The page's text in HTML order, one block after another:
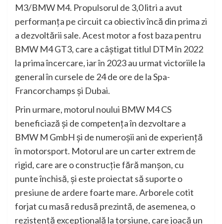
M3/BMW M4. Propulsorul de 3,0 litri a avut
performanţa pe circuit ca obiectiv încă din prima zi
a dezvoltării sale. Acest motor a fost baza pentru
BMW M4 GT3, care a câştigat titlul DTM în 2022
la prima încercare, iar în 2023 au urmat victoriile la
general în cursele de 24 de ore de la Spa-
Francorchamps şi Dubai.
Prin urmare, motorul noului BMW M4 CS
beneficiază şi de competenţa în dezvoltare a
BMW M GmbH şi de numeroşii ani de experienţă
în motorsport. Motorul are un carter extrem de
rigid, care are o construcţie fără manşon, cu
punte închisă, şi este proiectat să suporte o
presiune de ardere foarte mare. Arborele cotit
forjat cu masă redusă prezintă, de asemenea, o
rezistenţă excepţională la torsiune, care joacă un